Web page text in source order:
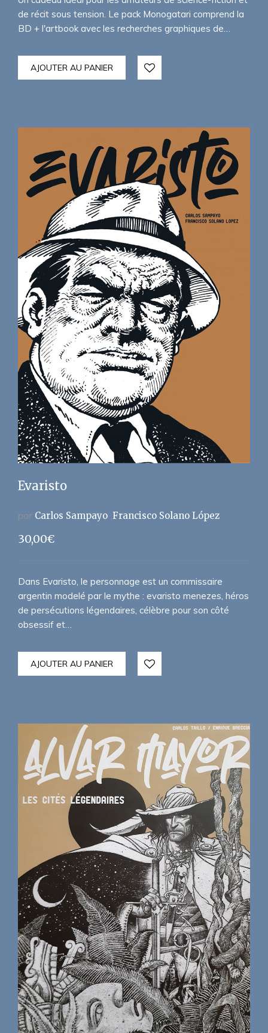
35,00€.30,00€.
de récit sous tension. Le pack Monogatari comprend la
BD + l'artbook avec les recherches graphiques de…
AJOUTER AU PANIER
Evaristo
par Carlos Sampayo Francisco Solano López
30,00€
Dans Evaristo, le personnage est un commissaire
argentin modelé par le mythe : evaristo menezes, héros
de persécutions légendaires, célèbre pour son côté
obsessif et…
AJOUTER AU PANIER